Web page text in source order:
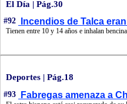
El Día | Pág.30
#92 Incendios de Talca
Tienen entre 10 y 14 años e inhalan bencina
Deportes | Pág.18
#93 Fabregas amenaza a